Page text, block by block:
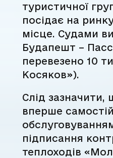
туристичної
посідає на
місце. Судами
Будапешт –
перевезено 10
Косяков»).
Слід зазначити,
вперше
підписання
теплоходів